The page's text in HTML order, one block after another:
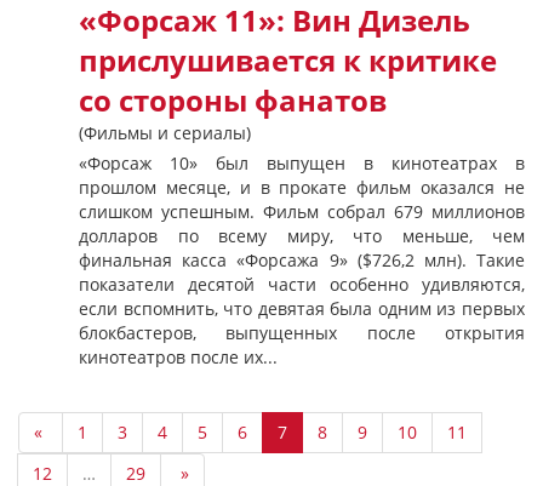
«Форсаж 11»: Вин Дизель
прислушивается к критике
со стороны фанатов
(Фильмы и сериалы)
«Форсаж 10» был выпущен в кинотеатрах в
прошлом месяце, и в прокате фильм оказался не
слишком успешным. Фильм собрал 679 миллионов
долларов по всему миру, что меньше, чем
финальная касса «Форсажа 9» ($726,2 млн). Такие
показатели десятой части особенно удивляются,
если вспомнить, что девятая была одним из первых
блокбастеров, выпущенных после открытия
кинотеатров после их...
« 1 3 4 5 6 7 8 9 10
11
12
… 29 »